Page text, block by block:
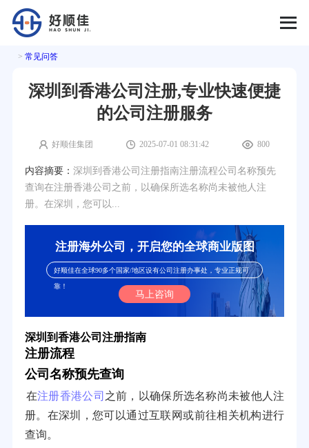
> 常见问答
深圳到香港公司注册,专业快速便捷
的公司注册服务
好顺佳集团 2025-07-01 08:31:42 800
内容摘要： 深圳到香港公司注册指南注册流程公司名称预先
查询在注册香港公司之前，以确保所选名称尚未被他人注
册。在深圳，您可以...
注册海外公司，开启您的全球商业版图
好顺佳在全球90多个国家/地区设有公司注册办事处，专业正规可
靠！
马上咨询
深圳到香港公司注册指南
注册流程
公司名称预先查询
在注册香港公司 之前，以确保所选名称尚未被他人注
册。在深圳，您可以通过互联网或前往相关机构进行
查询。